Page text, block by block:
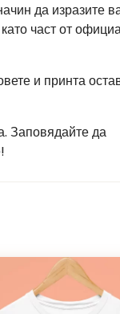
да изразите
част от
и принта
Заповядайте да